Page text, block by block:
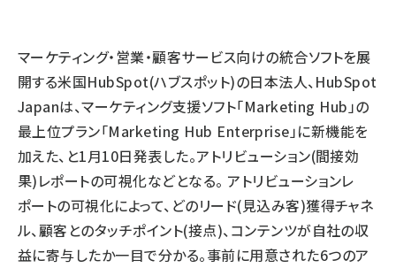
マーケティング・営業・顧客サービス向けの統合ソフトを展
開する米国HubSpot(ハブスポット)の日本法人、HubSpot
Japanは、マーケティング支援ソフト「Marketing Hub」の
最上位プラン「Marketing Hub Enterprise」に新機能を
加えた、と1月10日発表した。アトリビューション(間接効
果)レポートの可視化などとなる。 アトリビューションレ
ポートの可視化によって、どのリード(見込み客)獲得チャネ
ル、顧客とのタッチポイント(接点)、コンテンツが自社の収
益に寄与したか一目で分かる。事前に用意された6つのア